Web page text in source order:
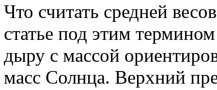
Что считать средней
статье под этим
дыру с массой
масс Солнца. Верхний